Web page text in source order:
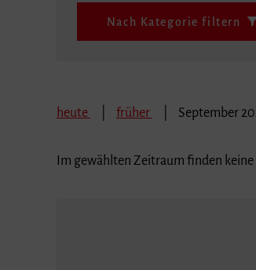
Nach Kategorie filtern
heute früher September
Im gewählten Zeitraum finden